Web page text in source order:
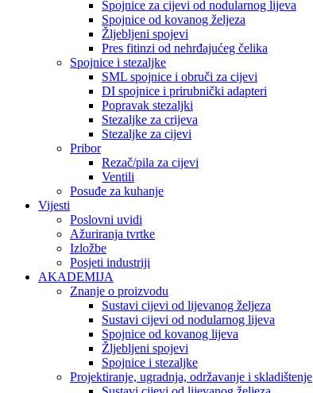
Spojnice za cijevi od nodularnog lijeva
Spojnice od kovanog željeza
Žljebljeni spojevi
Pres fitinzi od nehrđajućeg čelika
Spojnice i stezaljke
SML spojnice i obruči za cijevi
DI spojnice i prirubnički adapteri
Popravak stezaljki
Stezaljke za crijeva
Stezaljke za cijevi
Pribor
Rezač/pila za cijevi
Ventili
Posuđe za kuhanje
Vijesti
Poslovni uvidi
Ažuriranja tvrtke
Izložbe
Posjeti industriji
AKADEMIJA
Znanje o proizvodu
Sustavi cijevi od lijevanog željeza
Sustavi cijevi od nodularnog lijeva
Spojnice od kovanog lijeva
Žljebljeni spojevi
Spojnice i stezaljke
Projektiranje, ugradnja, održavanje i skladištenje